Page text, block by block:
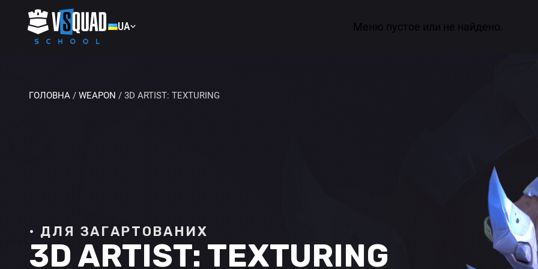
UA
Меню пустое или не найдено.
ГОЛОВНА / WEAPON / 3D ARTIST: TEXTURING
• ДЛЯ ЗАГАРТОВАНИХ
3D ARTIST: TEXTURING